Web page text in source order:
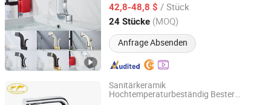
42,8-48,8 $ / Stück
24 Stücke (MOQ)
Anfrage Absenden
Zhejiang, China Seit 2021
Sanitärkeramik
Hochtemperaturbeständig Bester
Foshan Maiao Sanitary Wares Co., Ltd.